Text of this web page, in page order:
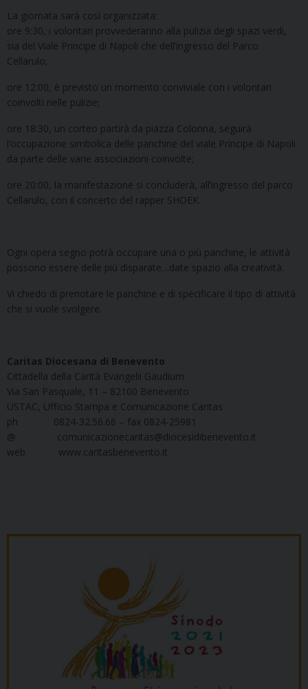
La giornata sarà così organizzata:
ore 9:30, i volontari provvederanno alla pulizia degli spazi verdi,
sia del Viale Principe di Napoli che dell’ingresso del Parco
Cellarulo;
ore 12:00, è previsto un momento conviviale con i volontari
coinvolti nelle pulizie;
ore 18:30, un corteo partirà da piazza Colonna, seguirà
l’occupazione simbolica delle panchine del viale Principe di Napoli
da parte delle varie associazioni coinvolte;
ore 20:00, la manifestazione si concluderà, all’ingresso del parco
Cellarulo, con il concerto del rapper SHOEK.
Ogni opera segno potrà occupare una o più panchine, le attività
possono essere delle più disparate…date spazio alla creatività.
Vi chiedo di prenotare le panchine e di specificare il tipo di attività
che si vuole svolgere.
Caritas Diocesana di Benevento
Cittadella della Carità Evangelii Gaudium
Via San Pasquale, 11 – 82100 Benevento
USTAC, Ufficio Stampa e Comunicazione Caritas
​ph 0824-32.56.66 – fax 0824-25981
@ comunicazionecaritas@diocesidibenevento.it
web www.caritasbenevento.it